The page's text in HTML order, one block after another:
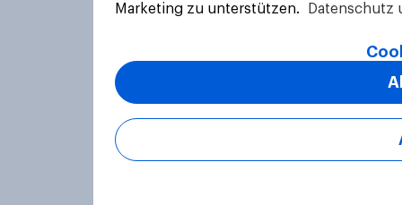
Marketing zu unterstützen.
Datenschutz